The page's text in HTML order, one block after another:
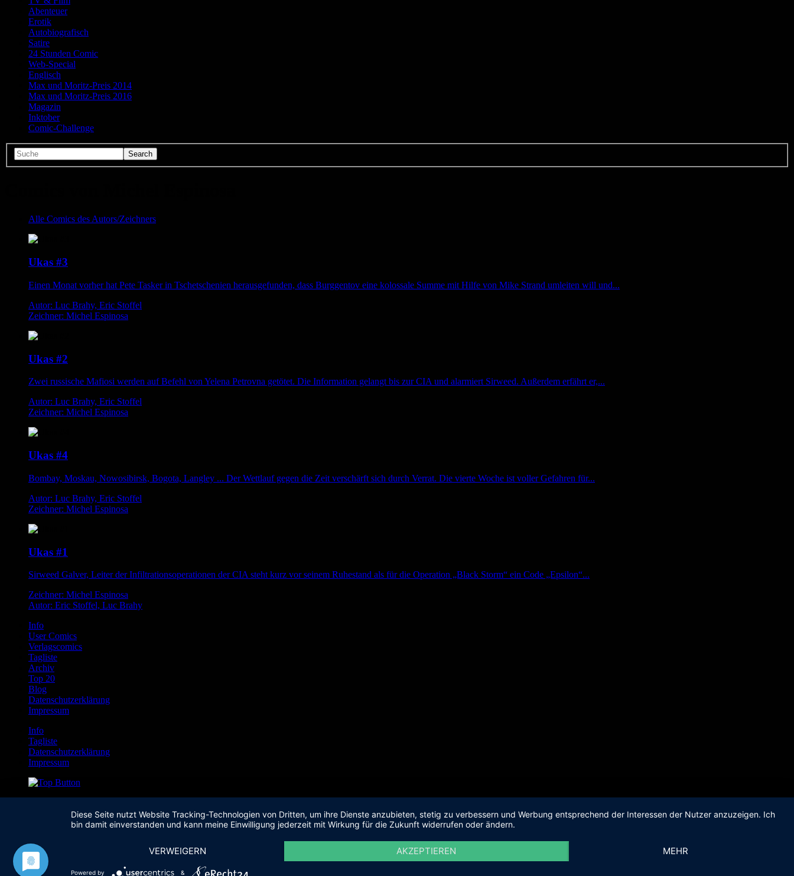
Abenteuer
Erotik
Autobiografisch
Satire
24 Stunden Comic
Web-Special
Englisch
Max und Moritz-Preis 2014
Max und Moritz-Preis 2016
Magazin
Inktober
Comic-Challenge
Alle Comics des Autors/Zeichners
Ukas #3
Einen Monat vorher hat Pete Tasker in Tschetschenien herausgefunden, dass Burggentov eine kolossale Summe mit Hilfe von Mike Strand umleiten will und...
Autor: Luc Brahy, Eric Stoffel
Zeichner: Michel Espinosa
Ukas #2
Zwei russische Mafiosi werden auf Befehl von Yelena Petrovna getötet. Die Information gelangt bis zur CIA und alarmiert Sirweed. Außerdem erfährt er,...
Autor: Luc Brahy, Eric Stoffel
Zeichner: Michel Espinosa
Ukas #4
Bombay, Moskau, Nowosibirsk, Bogota, Langley ... Der Wettlauf gegen die Zeit verschärft sich durch Verrat. Die vierte Woche ist voller Gefahren für...
Autor: Luc Brahy, Eric Stoffel
Zeichner: Michel Espinosa
Ukas #1
Sirweed Galver, Leiter der Infiltrationsoperationen der CIA steht kurz vor seinem Ruhestand als für die Operation „Black Storm“ ein Code „Epsilon“...
Zeichner: Michel Espinosa
Autor: Eric Stoffel, Luc Brahy
Info
User Comics
Verlagscomics
Tagliste
Archiv
Top 20
Blog
Datenschutzerklärung
Impressum
Info
Tagliste
Datenschutzerklärung
Impressum
Diese Seite nutzt Website Tracking-Technologien von Dritten, um ihre Dienste anzubieten, stetig zu verbessern und Werbung entsprechend der Interessen der Nutzer anzuzeigen. Ich
bin damit einverstanden und kann meine Einwilligung jederzeit mit Wirkung für die Zukunft widerrufen oder ändern.
VERWEIGERN AKZEPTIEREN MEHR
Powered by &